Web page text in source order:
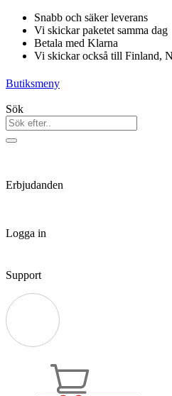
Hoppa
innehåll
Snabb och säker leverans
Vi skickar paketet samma dag
Betala med Klarna
Vi skickar också till Finland,
Butiksmeny
Sök
Erbjudanden
Logga in
Support